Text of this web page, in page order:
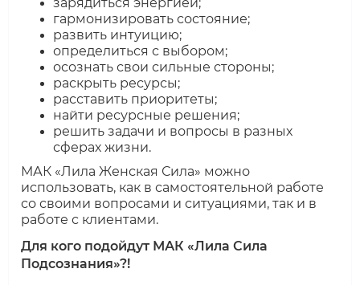
гармонизировать состояние;
развить интуицию;
определиться с выбором;
осознать свои сильные стороны;
раскрыть ресурсы;
расставить приоритеты;
найти ресурсные решения;
решить задачи и вопросы в разных
сферах жизни.
МАК «Лила Женская Сила» можно
использовать, как в самостоятельной работе
со своими вопросами и ситуациями, так и в
работе с клиентами.
Для кого подойдут МАК «Лила Сила
Подсознания»?!